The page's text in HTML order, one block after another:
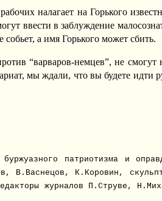
налагает на Горького
ввести в заблуждение
а имя Горького может сбить.
“варваров-немцев”, не смогут
мы ждали, что вы будете идти
патриотизма и
В.Васнецов, К.Коровин,
журналов П.Струве,